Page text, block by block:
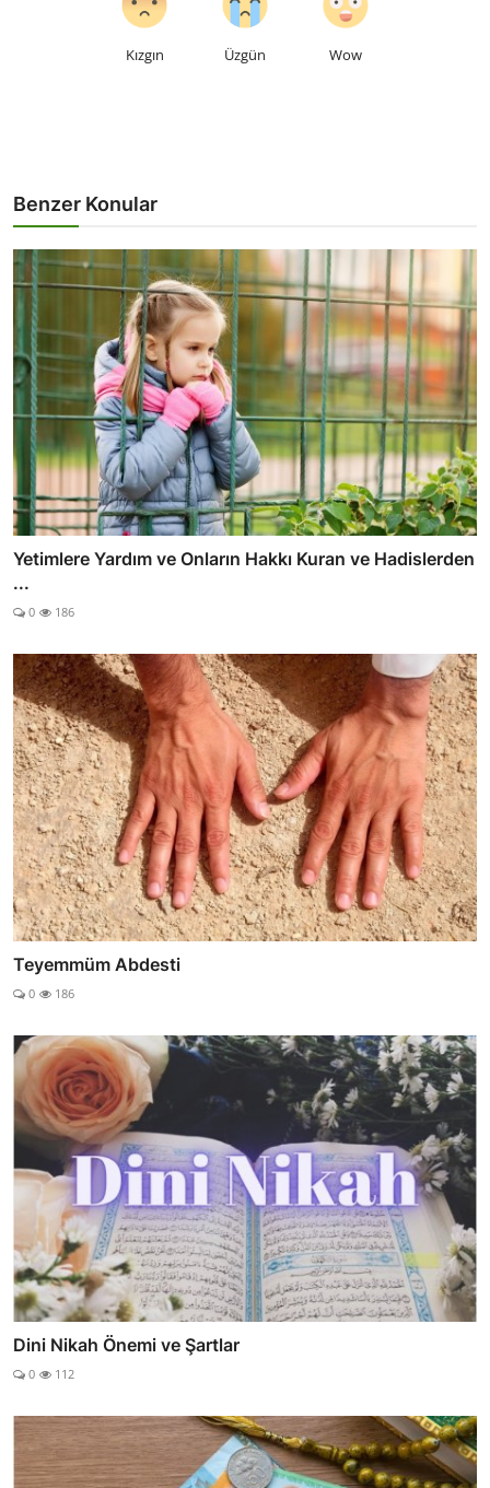
Kızgın Üzgün Wow
Benzer Konular
Yetimlere Yardım ve Onların Hakkı Kuran ve Hadislerden
...
0 186
Teyemmüm Abdesti
0 186
Dini Nikah Önemi ve Şartlar
0 112